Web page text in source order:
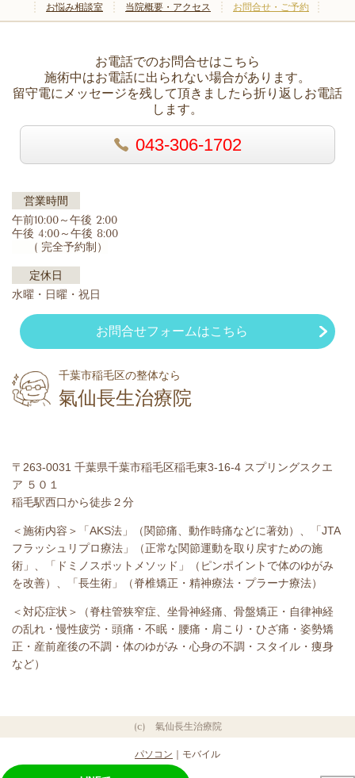
お悩み相談室
当院概要・アクセス お問合せ・ご予約
お電話でのお問合せはこちら
施術中はお電話に出られない場合があります。
留守電にメッセージを残して頂きましたら折り返しお電話
します。
043-306-1702
営業時間
午前10:00～午後 2:00
午後 4:00～午後 8:00
( 完全予約制）
定休日
水曜・日曜・祝日
お問合せフォームはこちら
千葉市稲毛区の整体なら
氣仙長生治療院
〒263-0031 千葉県千葉市稲毛区稲毛東3-16-4 スプリングスクエ
ア ５０１
稲毛駅西口から徒歩２分
＜施術内容＞「AKS法」（関節痛、動作時痛などに著効）、「JTA
フラッシュリプロ療法」（正常な関節運動を取り戻すための施
術」、「ドミノスポットメソッド」（ピンポイントで体のゆがみ
を改善）、「長生術」（脊椎矯正・精神療法・プラーナ療法）
＜対応症状＞​（脊柱管狭窄症、坐骨神経痛、骨盤矯正・自律神経
の乱れ・慢性疲労・頭痛・不眠・腰痛・肩こり・ひざ痛・姿勢矯
正・産前産後の不調・体のゆがみ・心身の不調・スタイル・痩身
など）
(c) 氣仙長生治療院
パソコン ｜モバイル